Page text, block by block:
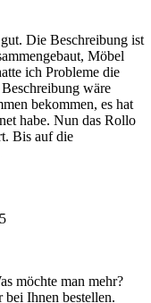
Die Beschreibung ist
Möbel
ich Probleme die
wäre
bekommen, es hat
habe. Nun das Rollo
Bis auf die
möchte man mehr?
Ihnen bestellen.